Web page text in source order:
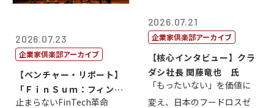
2026.07.23
企業家倶楽部アーカイブ
【ベンチャー・リポート】
「ＦｉｎＳｕｍ：フィンテ
ック・サミッ...
止まらないFinTech革命
2026.07.21
企業家倶楽部アーカイブ
【核心インタビュー】クラ
ダシ社長 関藤竜也 氏
「もったいない」を価値に
変え、日本のフードロスゼ